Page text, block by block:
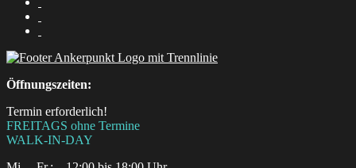
Öffnungszeiten:
Termin erforderlich!
FREITAGS ohne Termine
WALK-IN-DAY